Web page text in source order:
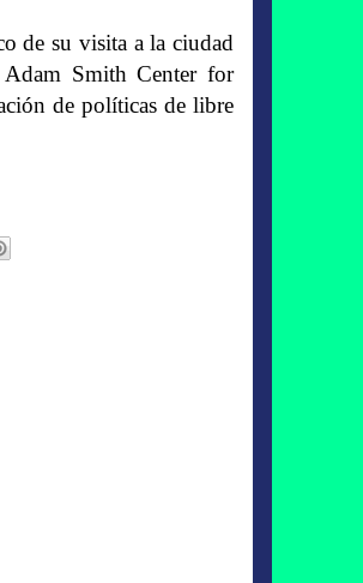
de su visita a la ciudad
Smith Center for
de políticas de libre